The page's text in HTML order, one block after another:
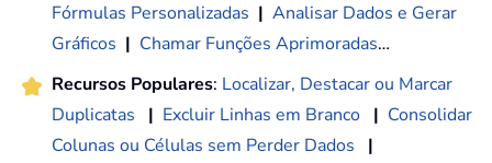
Fórmulas Personalizadas | Analisar Dados e Gerar
Gráficos | Chamar Funções Aprimoradas…
Recursos Populares: Localizar, Destacar ou Marcar
Duplicatas
| Excluir Linhas em Branco | Consolidar
Colunas ou Células sem Perder Dados
|